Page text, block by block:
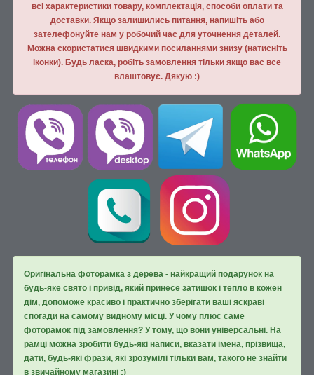
всі характеристики товару, комплектація, способи оплати та
доставки. Якщо залишились питання, напишiть або
зателефонуйте нам у робочий час для уточнення деталей.
Можна скористатися швидкими посиланнями знизу (натисніть
іконки). Будь ласка, робiть замовлення тiльки якщо вас все
влаштовує. Дякую :)
Оригінальна фоторамка з дерева - найкращий подарунок на
будь-яке свято і привід, який принесе затишок і тепло в кожен
дім, допоможе красиво і практично зберігати ваші яскраві
спогади на самому видному місці. У чому плюс саме
фоторамок під замовлення? У тому, що вони універсальні. На
рамці можна зробити будь-які написи, вказати імена, прізвища,
дати, будь-які фрази, які зрозумілі тільки вам, такого не знайти
в звичайному магазині :)